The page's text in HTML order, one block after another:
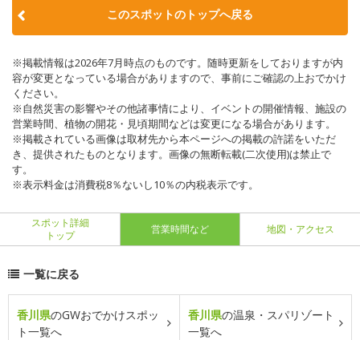
このスポットのトップへ戻る
※掲載情報は2026年7月時点のものです。随時更新をしておりますが内
容が変更となっている場合がありますので、事前にご確認の上おでかけ
ください。
※自然災害の影響やその他諸事情により、イベントの開催情報、施設の
営業時間、植物の開花・見頃期間などは変更になる場合があります。
※掲載されている画像は取材先から本ページへの掲載の許諾をいただ
き、提供されたものとなります。画像の無断転載(二次使用)は禁止で
す。
※表示料金は消費税8％ないし10％の内税表示です。
スポット詳細
トップ
営業時間など 地図・アクセス
一覧に戻る
香川県のGWおでかけスポッ
ト一覧へ
香川県の温泉・スパリゾート
一覧へ